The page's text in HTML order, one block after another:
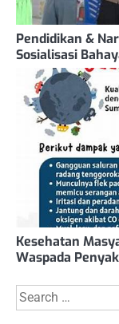
Pendidikan &
Sosialisasi
Kesehatan
Waspada
Search
for: